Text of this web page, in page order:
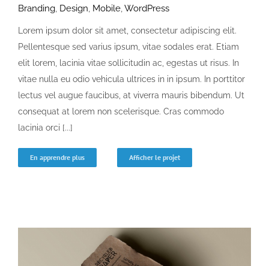
Branding, Design, Mobile,WordPress
Lorem ipsum dolor sit amet, consectetur adipiscing elit.
Pellentesque sed varius ipsum, vitae sodales erat. Etiam
elit lorem, lacinia vitae sollicitudin ac, egestas ut risus. In
vitae nulla eu odio vehicula ultrices in in ipsum. In porttitor
lectus vel augue faucibus, at viverra mauris bibendum. Ut
consequat at lorem non scelerisque. Cras commodo
lacinia orci [...]
En apprendre plus Afficher le projet